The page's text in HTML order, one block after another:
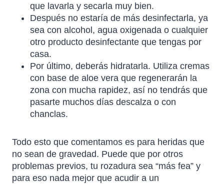
que lavarla y secarla muy bien.
Después no estaría de más desinfectarla, ya
sea con alcohol, agua oxigenada o cualquier
otro producto desinfectante que tengas por
casa.
Por último, deberás hidratarla. Utiliza cremas
con base de aloe vera que regenerarán la
zona con mucha rapidez, así no tendrás que
pasarte muchos días descalza o con
chanclas.
Todo esto que comentamos es para heridas que
no sean de gravedad. Puede que por otros
problemas previos, tu rozadura sea “más fea” y
para eso nada mejor que acudir a un